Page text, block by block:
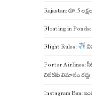
Rajastan: రూ.5
Floating in Ponds:
Flight Rules:
Porter Airlines:
చివరకు విమానం రద్దు
Instagram Ban: